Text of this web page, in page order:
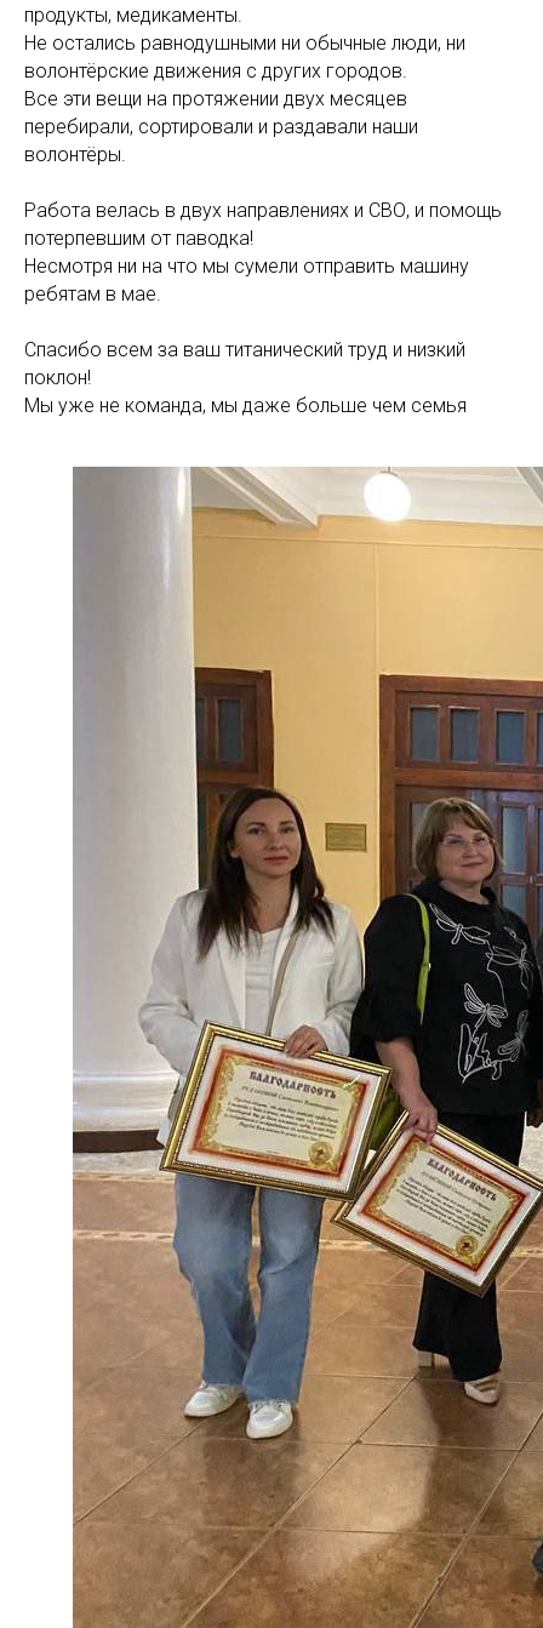
продукты, медикаменты.
Не остались равнодушными ни обычные люди, ни
волонтёрские движения с других городов.
Все эти вещи на протяжении двух месяцев
перебирали, сортировали и раздавали наши
волонтёры.
Работа велась в двух направлениях и СВО, и помощь
потерпевшим от паводка!
Несмотря ни на что мы сумели отправить машину
ребятам в мае.
Спасибо всем за ваш титанический труд и низкий
поклон!
Мы уже не команда, мы даже больше чем семья